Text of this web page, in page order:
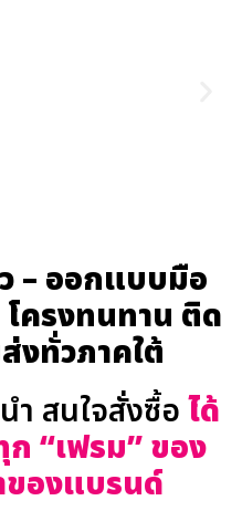
– ออกแบบมือ
ครงทนทาน ติด
งทั่วภาคใต้
ำ สนใจสั่งซื้อได้
“เฟรม” ของ
องแบรนด์